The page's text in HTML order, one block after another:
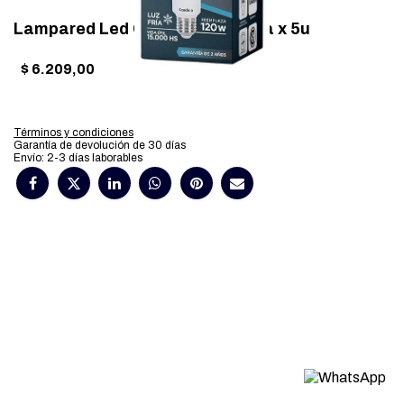
Lampared Led Candela 15W Fria x 5u
$ 6.209,00
Términos y condiciones
Garantía de devolución de 30 días
Envío: 2-3 días laborables